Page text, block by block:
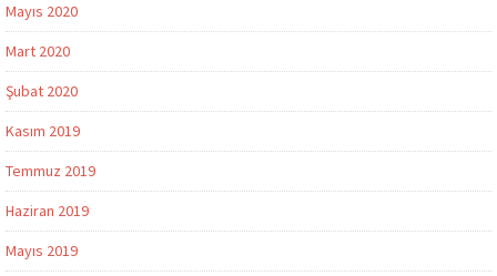
Mayıs 2020
Mart 2020
Şubat 2020
Kasım 2019
Temmuz 2019
Haziran 2019
Mayıs 2019